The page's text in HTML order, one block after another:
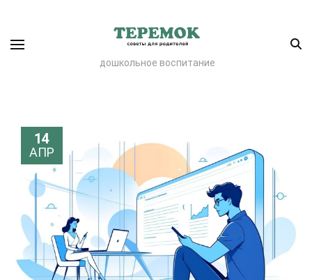
дошкольное воспитание
14
АПР